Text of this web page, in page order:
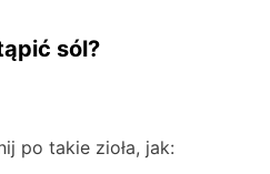
sól?
po takie zioła, jak: